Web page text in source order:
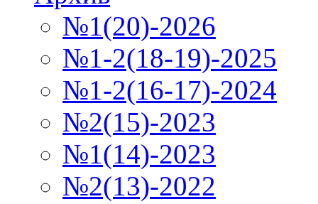
№1(20)-2026
№1-2(18-19)-2025
№1-2(16-17)-2024
№2(15)-2023
№1(14)-2023
№2(13)-2022